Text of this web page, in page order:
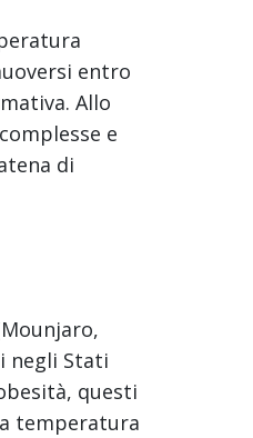
entro
Allo
e
di
negli Stati
questi
temperatura